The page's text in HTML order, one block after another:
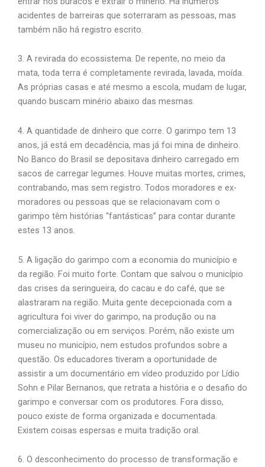
acidentes de barreiras que soterraram as pessoas, mas
também não há registro escrito.
3. A revirada do ecossistema. De repente, no meio da
mata, toda terra é completamente revirada, lavada, moída.
As próprias casas e até mesmo a escola, mudam de lugar,
quando buscam minério abaixo das mesmas.
4. A quantidade de dinheiro que corre. O garimpo tem 13
anos, já está em decadência, mas já foi mina de dinheiro.
No Banco do Brasil se depositava dinheiro carregado em
sacos de carregar legumes. Houve muitas mortes, crimes,
contrabando, mas sem registro. Todos moradores e ex-
moradores ou pessoas que se relacionavam com o
garimpo têm histórias “fantásticas” para contar durante
estes 13 anos.
5. A ligação do garimpo com a economia do município e
da região. Foi muito forte. Contam que salvou o município
das crises da seringueira, do cacau e do café, que se
alastraram na região. Muita gente decepcionada com a
agricultura foi viver do garimpo, na produção ou na
comercialização ou em serviços. Porém, não existe um
museu no município, nem estudos profundos sobre a
questão. Os educadores tiveram a oportunidade de
assistir a um documentário em vídeo produzido por Lídio
Sohn e Pilar Bernanos, que retrata a história e o desafio do
garimpo e conversar com os produtores. Fora disso,
pouco existe de forma organizada e documentada.
Existem coisas espersas e muita tradição oral.
6. O desconhecimento do processo de transformação e